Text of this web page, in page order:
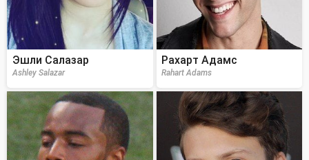
Эшли Салазар
Ashley Salazar
Рахарт Адамс
Rahart Adams